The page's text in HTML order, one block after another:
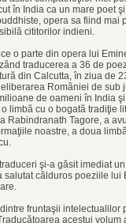
în India ca un mare poet
opera sa fiind mai
cititorilor indieni.
o parte din opera lui
traducerea a 36 de
din Calcutta, în ziua de
României de sub
de oameni în India
limbă cu o bogată tradiţie
Rabindranath Tagore, a
noastre, a doua
şi-a găsit imediat
salutat călduros poeziile lui
fruntaşii intelectualilor
acestui